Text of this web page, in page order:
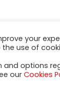
your
use of
and options
our Cookies